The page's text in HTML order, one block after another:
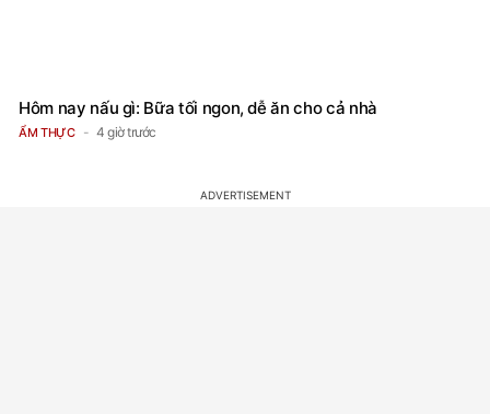
Hôm nay nấu gì: Bữa tối ngon, dễ ăn cho cả nhà
ẨM THỰC 4 giờ trước